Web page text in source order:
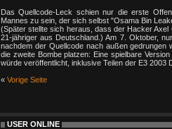
Das Quellcode-Leck schien nur die erste
Mannes zu sein, der sich selbst "Osama Bin
(Später stellte sich heraus, dass der Hacker Axel
21-jähriger aus Deutschland.) Am 7. Oktober,
nachdem der Quellcode nach außen gedrungen
die zweite Bombe platzen: Eine spielbare Version
würde veröffentlicht, inklusive Teilen der E3 2003
« Vorige Seite
USER ONLINE